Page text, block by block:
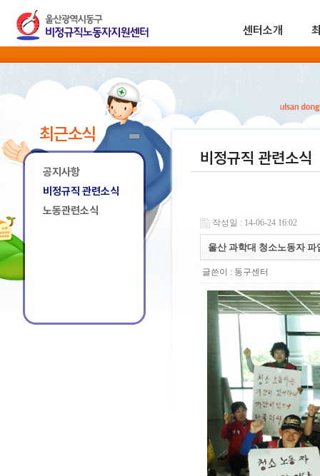
센터소개
최근소식
공지사항
비정규직 관련소식
노동관련소식
비정규직 관련소식
작성일 : 14-06-24 16:02
울산 과학대 청소노동자 파
글쓴이 : 동구센터